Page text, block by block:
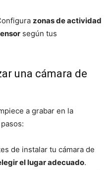
zonas de actividad
según tus
una cámara de
a grabar en la
de instalar tu cámara de
el lugar adecuado.